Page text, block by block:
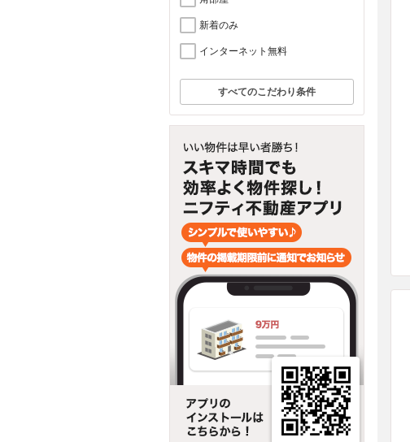
新着のみ
インターネット無料
すべてのこだわり条件